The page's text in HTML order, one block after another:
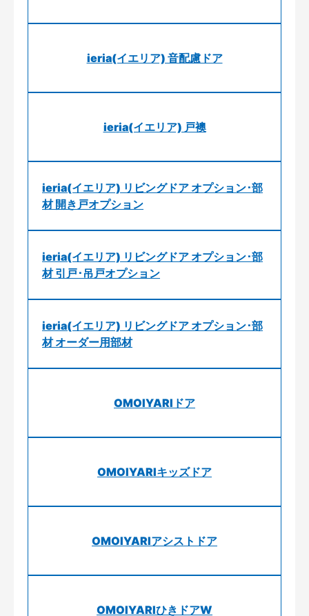
ieria(イエリア) 音配慮ドア
ieria(イエリア) 戸襖
ieria(イエリア) リビングドア オプション･部
材 開き戸オプション
ieria(イエリア) リビングドア オプション･部
材 引戸･吊戸オプション
ieria(イエリア) リビングドア オプション･部
材 オーダー用部材
OMOIYARIドア
OMOIYARIキッズドア
OMOIYARIアシストドア
OMOIYARIひきドアW